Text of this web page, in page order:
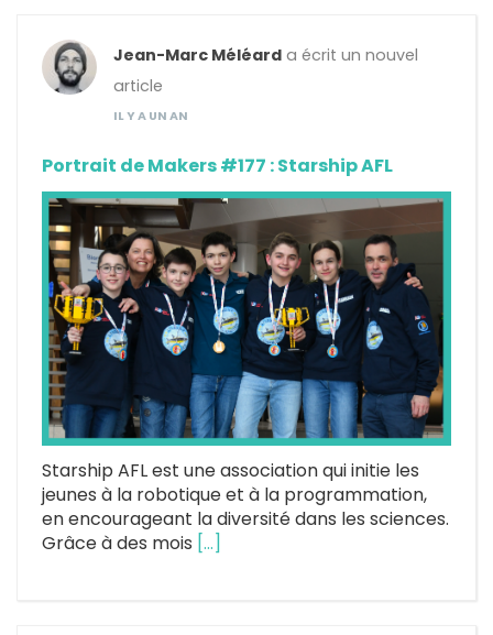
Jean-Marc Méléard a écrit un nouvel
article
IL Y A UN AN
Portrait de Makers #177 : Starship AFL
Starship AFL est une association qui initie les
jeunes à la robotique et à la programmation,
en encourageant la diversité dans les sciences.
Grâce à des mois […]